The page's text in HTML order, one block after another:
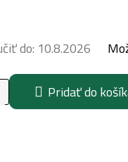
do: 10.8.2026
Pridať do